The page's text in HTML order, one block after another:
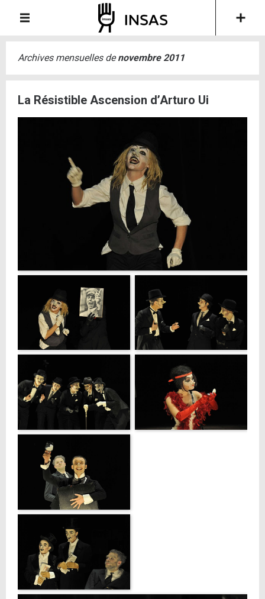
Archives mensuelles denovembre 2011
La Résistible Ascension d’Arturo Ui